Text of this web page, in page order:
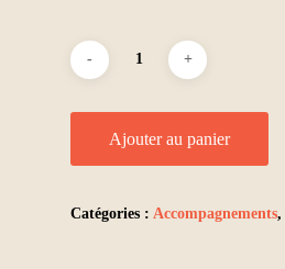
Ajouter au panier
Catégories : Accompagnements,